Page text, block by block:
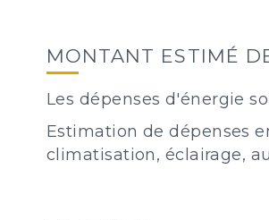
MONTANT ESTIMÉ
Les dépenses d'énergie
Estimation de dépenses
climatisation, éclairage,